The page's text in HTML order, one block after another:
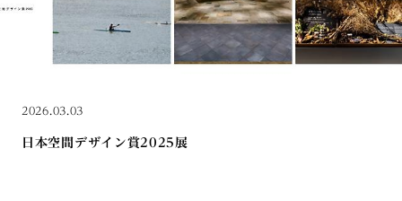
2026.03.03
日本空間デザイン賞2025展